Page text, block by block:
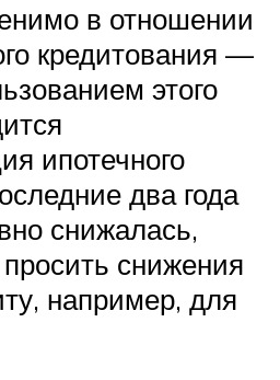
в отношении
кредитования —
этого
ипотечного
два года
снижалась,
снижения
например, для